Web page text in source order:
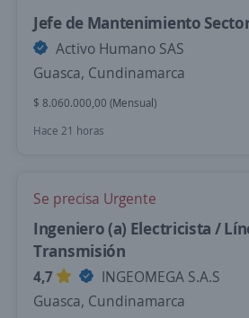
Jefe de Mantenimiento
Activo Humano SAS
Guasca, Cundinamarca
$ 8.060.000,00 (Mensual)
Hace 21 horas
Se precisa Urgente
Ingeniero (a) Electricista /
Transmisión
4,7
INGEOMEGA S.A.S
Guasca, Cundinamarca